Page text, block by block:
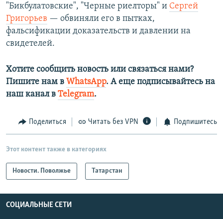
"Бикбулатовские", "Черные риелторы" и Сергей
Григорьев — обвиняли его в пытках,
фальсификации доказательств и давлении на
свидетелей.
Хотите сообщить новость или связаться нами?
Пишите нам в WhatsApp. А еще подписывайтесь на
наш канал в Telegram.
Поделиться Читать без VPN Подпишитесь
Этот контент также в категориях
Новости. Поволжье Татарстан
СОЦИАЛЬНЫЕ СЕТИ